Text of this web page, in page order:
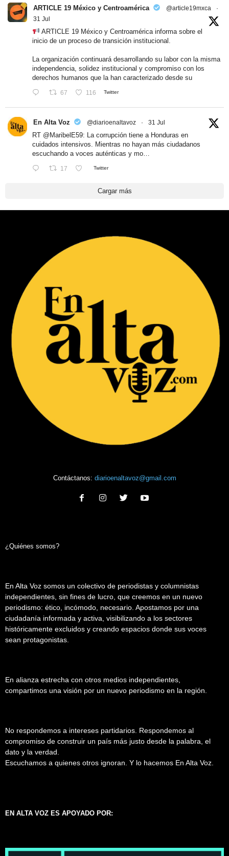
ARTICLE 19 México y Centroamérica @article19mxca
·
31 Jul
ARTICLE 19 México y Centroamérica informa sobre el
inicio de un proceso de transición institucional.
La organización continuará desarrollando su labor con la misma
independencia, solidez institucional y compromiso con los
derechos humanos que la han caracterizado desde su
67 116 Twitter
En Alta Voz @diarioenaltavoz · 31 Jul
RT @MaribelE59: La corrupción tiene a Honduras en
cuidados intensivos. Mientras no hayan más ciudadanos
escuchando a voces auténticas y mo…
17 Twitter
Cargar más
Contáctanos: diarioenaltavoz@gmail.com
¿Quiénes somos?
En Alta Voz somos un colectivo de periodistas y columnistas
independientes, sin fines de lucro, que creemos en un nuevo
periodismo: ético, incómodo, necesario. Apostamos por una
ciudadanía informada y activa, visibilizando a los sectores
históricamente excluidos y creando espacios donde sus voces
sean protagonistas.
En alianza estrecha con otros medios independientes,
compartimos una visión por un nuevo periodismo en la región.
No respondemos a intereses partidarios. Respondemos al
compromiso de construir un país más justo desde la palabra, el
dato y la verdad.
Escuchamos a quienes otros ignoran. Y lo hacemos En Alta Voz.
EN ALTA VOZ ES APOYADO POR: